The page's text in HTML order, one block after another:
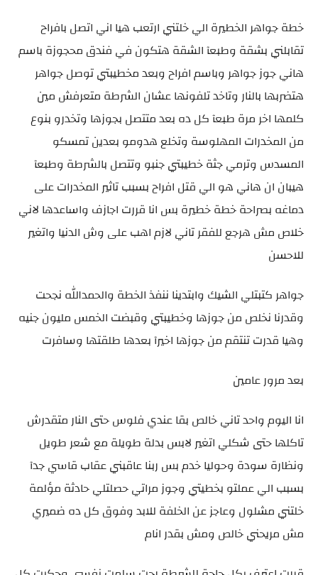
خطة جواهر الخطيرة الي خلتني ارتعب هيا اني اتصل بافراح
تقابلني بشقة وطبعآ الشقة هتكون في فندق محجوزة باسم
هاني جوز جواهر وباسم افراح وبعد مخطيبتي توصل جواهر
هتضربها بالنار وتاخد تلفونها عشان الشرطة متعرفش مين
كلمها اخر مرة طبعآ كل ده بعد متتصل بجوزها وتخدرو بنوع
من المخدرات المهلوسة وتخلع هدومو بعدين تمسكو
المسدس وترمي جثة خطيبتي جنبو وتتصل بالشرطة وطبعآ
هيبان ان هاني هو الي قتل افراح بسبب تاثير المخدرات على
دماغه بصراحة خطة خطيرة بس انا قررت اجازف واساعدها لاني
خلاص مش هرجع للفقر تاني لازم اهب على وش الدنيا واتغير
للاحسن
جواهر كتبتلي الشيك وابتدينا ننفذ الخطة والحمدالله نجحت
وقدرنا نخلص من جوزها وخطيبتي وقبضت الخمس مليون جنيه
وهيا قدرت تنتقم من جوزها اخيرآ بعدها طلقتها وسافرت
بعد مرور عامين
انا اليوم واحد تاني خالص بقا عندي فلوس حتى النار متقدرش
تاكلها حتى شكلي اتغير لابس بدلة طويلة مع شعر طويل
ونظارة سودة وحوليا خدم بس ربنا عاقبني عقاب قاسي جدآ
بسبب الي عملتو بخطيتي وجوز مراتي حصلتلي حادثة مؤلمة
خلتني مشلول وعاجز عن الخلفة للابد وفوق كل ده ضميري
مش مريحني خالص ومش بقدر انام